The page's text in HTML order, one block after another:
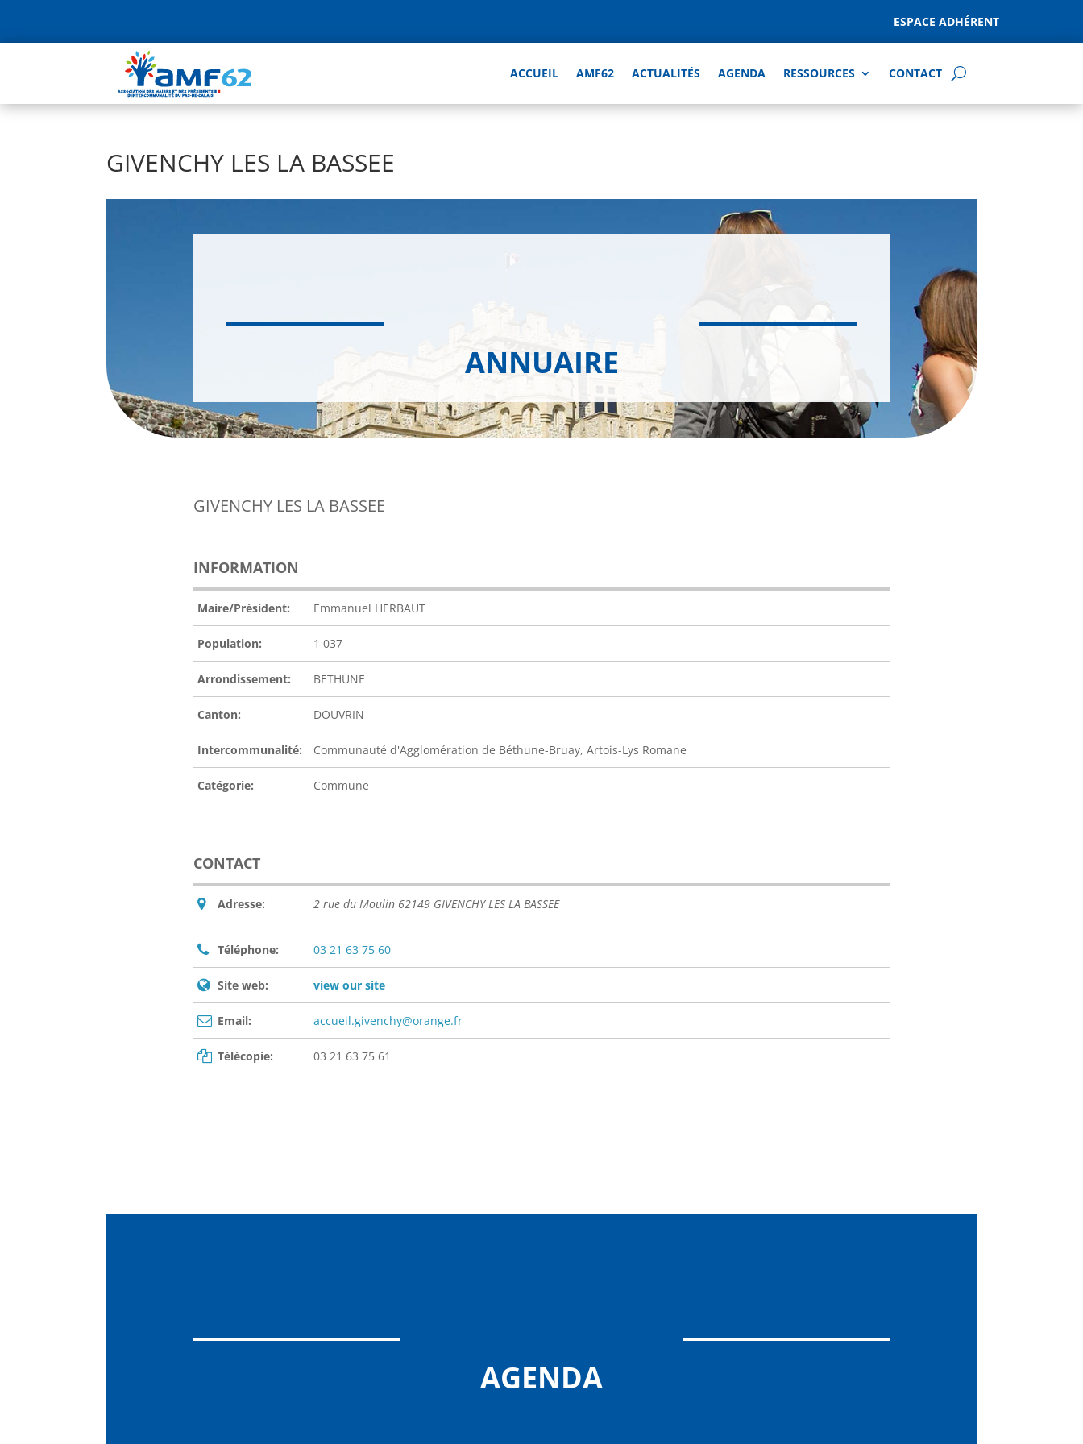
ESPACE ADHÉRENT
ACCUEIL AMF62 ACTUALITÉS AGENDA RESSOURCES CONTACT
GIVENCHY LES LA BASSEE
ANNUAIRE
GIVENCHY LES LA BASSEE
INFORMATION
Maire/Président: Emmanuel HERBAUT
Population: 1 037
Arrondissement: BETHUNE
Canton: DOUVRIN
Intercommunalité: Communauté d'Agglomération de Béthune-Bruay, Artois-Lys Romane
Catégorie: Commune
CONTACT
Adresse: 2 rue du Moulin 62149 GIVENCHY LES LA BASSEE
Téléphone: 03 21 63 75 60
Site web: view our site
Email: accueil.givenchy@orange.fr
Télécopie: 03 21 63 75 61
AGENDA